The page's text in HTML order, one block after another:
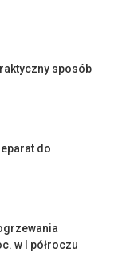
sposób
do
w I półroczu